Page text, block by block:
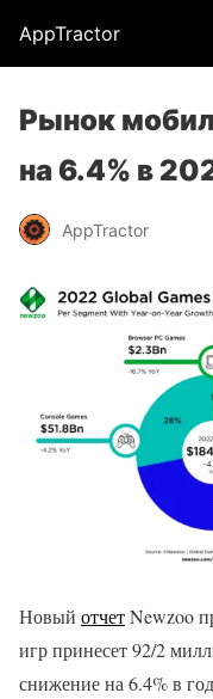
AppTractor
Рынок
на 6.4% в
AppTractor
Новый отчетNewzoo
игр принесет 92/2
снижение на 6.4% в